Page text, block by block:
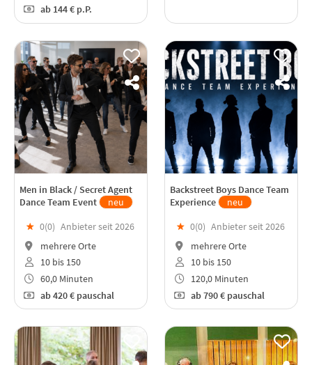
ab144 € p.P.
Men in Black / Secret Agent
Dance Team Event
neu
★ 0(0) Anbieter seit 2026
mehrere Orte
10 bis 150
60,0 Minuten
ab420 € pauschal
Backstreet Boys Dance Team
Experience
neu
★ 0(0) Anbieter seit 2026
mehrere Orte
10 bis 150
120,0 Minuten
ab790 € pauschal